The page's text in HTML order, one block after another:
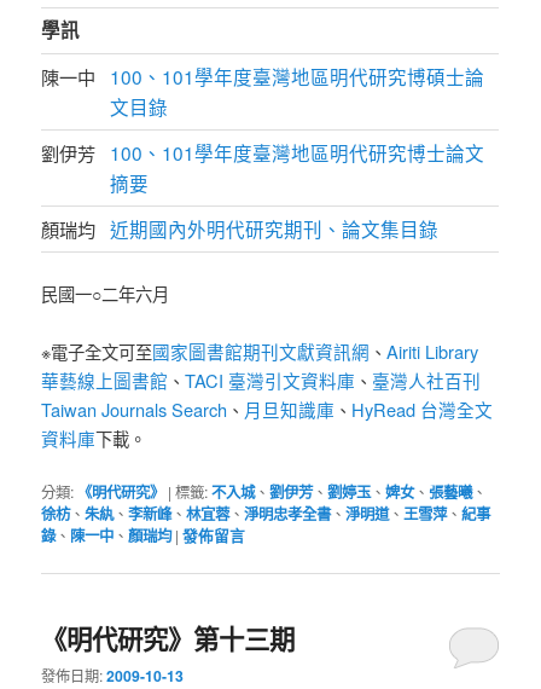
學訊
陳一中
100、101學年度臺灣地區明代研究博碩士論
文目錄
劉伊芳
100、101學年度臺灣地區明代研究博士論文
摘要
顏瑞均 近期國內外明代研究期刊、論文集目錄
民國一○二年六月
※電子全文可至國家圖書館期刊文獻資訊網 、Airiti Library
華藝線上圖書館 、TACI 臺灣引文資料庫 、 臺灣人社百刊
Taiwan Journals Search 、 月旦知識庫 、 HyRead 台灣全文
資料庫下載。
分類: 《明代研究》 |標籤:不入城、劉伊芳、劉婷玉、婢女、張藝曦、
徐枋、朱紈、李新峰、林宜蓉、淨明忠孝全書、淨明道、王雪萍、紀事
錄、 陳一中 、顏瑞均 |發佈留言
《明代研究》第十三期
發佈日期:2009-10-13